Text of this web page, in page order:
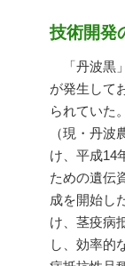
技術開発
「丹波黒
が発生して
られていた
（現・丹
け、平成14
ための遺伝
成を開始し
け、茎疫病
し、効率的